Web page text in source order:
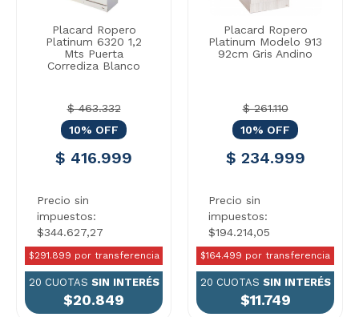
Placard Ropero
Platinum 6320 1,2
Mts Puerta
Corrediza Blanco
$ 463.332
10% OFF
$ 416.999
Precio sin
impuestos:
$344.627,27
$291.899 por transferencia
20 CUOTAS SIN INTERÉS
$20.849
Placard Ropero
Platinum Modelo 913
92cm Gris Andino
$ 261.110
10% OFF
$ 234.999
Precio sin
impuestos:
$194.214,05
$164.499 por transferencia
20 CUOTAS SIN INTERÉS
$11.749